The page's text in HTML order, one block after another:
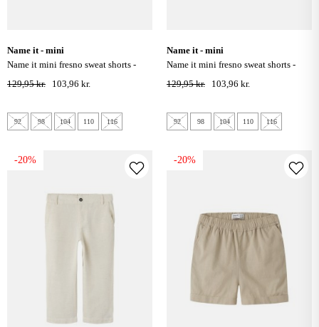
name it - mini
name it mini fresno sweat shorts -
aluminium
129,95 kr. 103,96 kr.
92 98 104 110 116
name it - mini
name it mini fresno sweat shorts -
salute
129,95 kr. 103,96 kr.
92 98 104 110 116
-20% -20%